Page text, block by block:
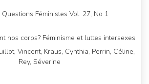
Féministes Vol. 27, No 1
nos corps? Féminisme et luttes intersexes
Vincent, Kraus, Cynthia, Perrin, Céline,
Rey, Séverine